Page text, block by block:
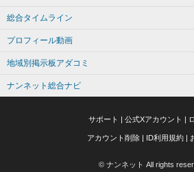
総合タイムライン
プロフィール動画
地域別掲示板アダコミ
ナンネット総合ナビ
サポート | 公式Xアカウント |
アカウント削除 | ID利用規約 |
© ナンネット All rights